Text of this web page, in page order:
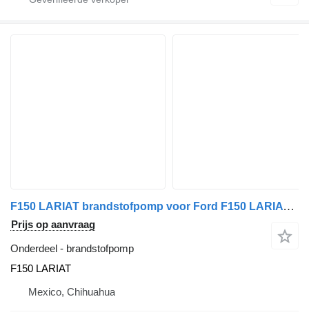
F150 LARIAT brandstofpomp voor Ford F150 LARIAT auto
Prijs op aanvraag
Onderdeel - brandstofpomp
F150 LARIAT
Mexico, Chihuahua